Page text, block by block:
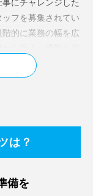
にチャレンジした
フを募集されてい
的に業務の幅を広
け長期的に働きた
理由のほか、「普
タイム勤務に対応
ることを心掛けま
は？
備を